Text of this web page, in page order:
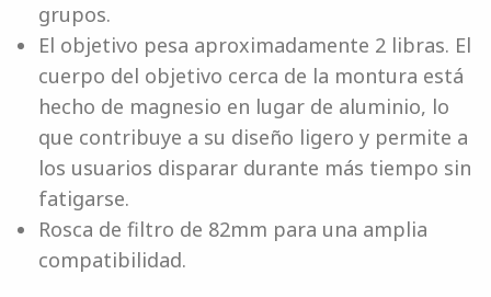
grupos.
El objetivo pesa aproximadamente 2 libras. El
cuerpo del objetivo cerca de la montura está
hecho de magnesio en lugar de aluminio, lo
que contribuye a su diseño ligero y permite a
los usuarios disparar durante más tiempo sin
fatigarse.
Rosca de filtro de 82mm para una amplia
compatibilidad.